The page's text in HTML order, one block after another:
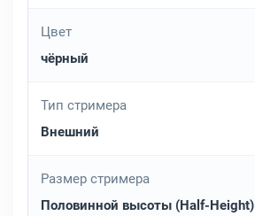
Цвет
чёрный
Тип стримера
Внешний
Размер стримера
Половинной высоты (Half-Height)